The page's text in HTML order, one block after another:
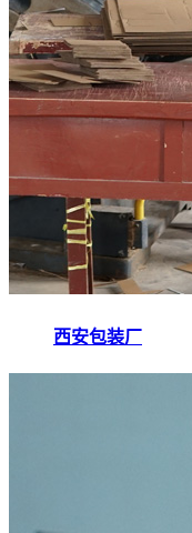
西安包装厂